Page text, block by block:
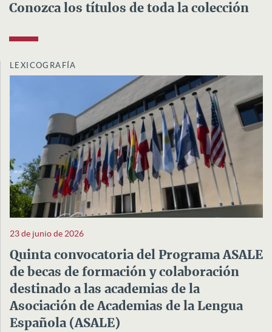
Conozca los títulos de toda la colección
LEXICOGRAFÍA
23 de junio de 2026
Quinta convocatoria del Programa ASALE
de becas de formación y colaboración
destinado a las academias de la
Asociación de Academias de la Lengua
Española (ASALE)